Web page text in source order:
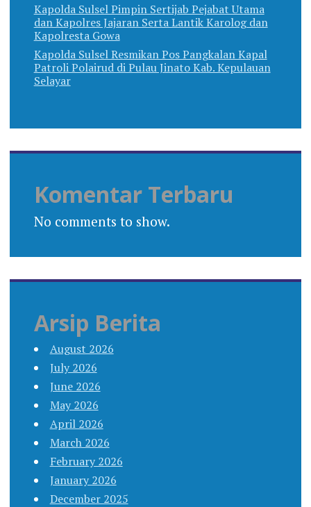
Kapolda Sulsel Pimpin Sertijab Pejabat Utama
dan Kapolres Jajaran Serta Lantik Karolog dan
Kapolresta Gowa
Kapolda Sulsel Resmikan Pos Pangkalan Kapal
Patroli Polairud di Pulau Jinato Kab. Kepulauan
Selayar
Komentar Terbaru
No comments to show.
Arsip Berita
August 2026
July 2026
June 2026
May 2026
April 2026
March 2026
February 2026
January 2026
December 2025